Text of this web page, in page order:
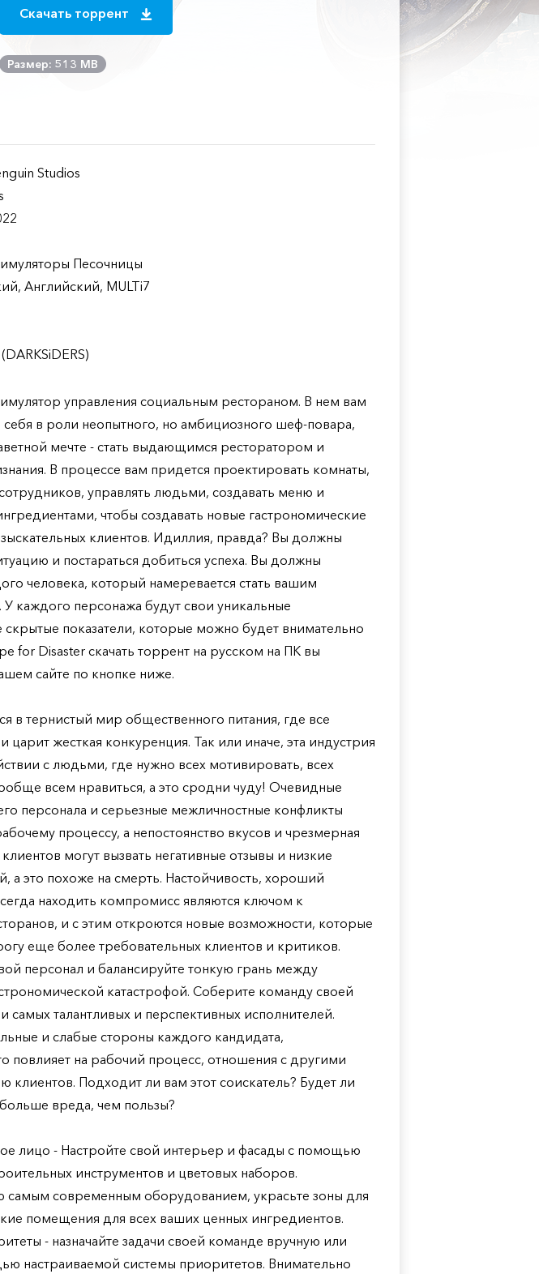
Скачать торрент
Размер: 513 MB
Studios
Песочницы
Английский, MULTi7
управления социальным рестораном. В нем вам
в роли неопытного, но амбициозного шеф-повара,
мечте - стать выдающимся ресторатором и
В процессе вам придется проектировать комнаты,
управлять людьми, создавать меню и
чтобы создавать новые гастрономические
клиентов. Идиллия, правда? Вы должны
и постараться добиться успеха. Вы должны
человека, который намеревается стать вашим
каждого персонажа будут свои уникальные
скрытые показатели, которые можно будет внимательно
for Disaster скачать торрент на русском на ПК вы
сайте по кнопке ниже.
в тернистый мир общественного питания, где все
царит жесткая конкуренция. Так или иначе, эта индустрия
с людьми, где нужно всех мотивировать, всех
всем нравиться, а это сродни чуду! Очевидные
персонала и серьезные межличностные конфликты
процессу, а непостоянство вкусов и чрезмерная
могут вызвать негативные отзывы и низкие
а это похоже на смерть. Настойчивость, хороший
находить компромисс являются ключом к
и с этим откроются новые возможности, которые
еще более требовательных клиентов и критиков.
персонал и балансируйте тонкую грань между
катастрофой. Соберите команду своей
самых талантливых и перспективных исполнителей.
и слабые стороны каждого кандидата,
повлияет на рабочий процесс, отношения с другими
клиентов. Подходит ли вам этот соискатель? Будет ли
вреда, чем пользы?
лицо - Настройте свой интерьер и фасады с помощью
инструментов и цветовых наборов.
современным оборудованием, украсьте зоны для
помещения для всех ваших ценных ингредиентов.
- назначайте задачи своей команде вручную или
настраиваемой системы приоритетов. Внимательно